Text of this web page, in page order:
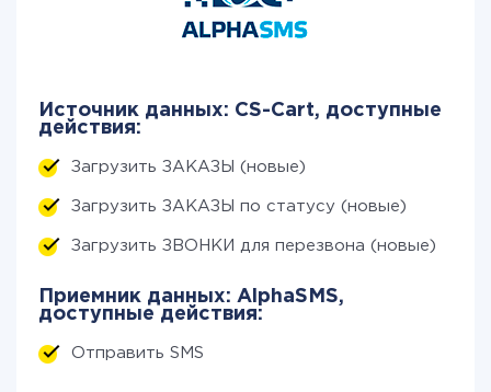
Источник данных: CS-Cart, доступные
действия:
Загрузить ЗАКАЗЫ (новые)
Загрузить ЗАКАЗЫ по статусу (новые)
Загрузить ЗВОНКИ для перезвона (новые)
Приемник данных: AlphaSMS,
доступные действия:
Отправить SMS